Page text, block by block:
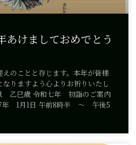
けましておめでとう
のことと存じます。本年が皆様
なりますよう心よりお祈りいたし
乙巳歳 令和七年 初詣のご案内
7年 1月1日 午前8時半 ～ 午後5